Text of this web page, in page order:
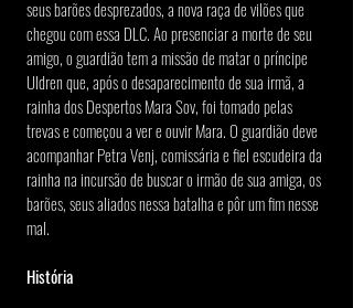
seus barões desprezados, a nova raça de vilões que
chegou com essa DLC. Ao presenciar a morte de seu
amigo, o guardião tem a missão de matar o príncipe
Uldren que, após o desaparecimento de sua irmã, a
rainha dos Despertos Mara Sov, foi tomado pelas
trevas e começou a ver e ouvir Mara. O guardião deve
acompanhar Petra Venj, comissária e fiel escudeira da
rainha na incursão de buscar o irmão de sua amiga, os
barões, seus aliados nessa batalha e pôr um fim nesse
mal.
História